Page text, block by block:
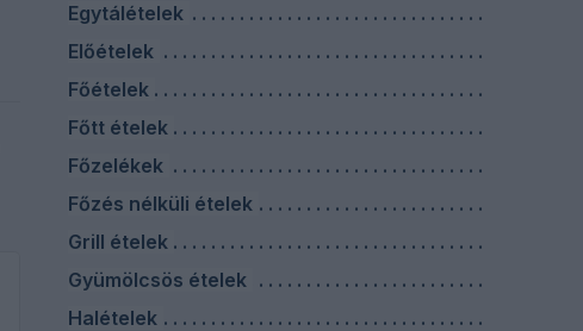
Egytálételek
Előételek
Főételek
Főtt ételek
Főzelékek
Főzés nélküli ételek
Grill ételek
Gyümölcsös ételek
Halételek